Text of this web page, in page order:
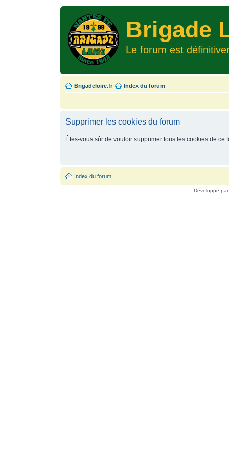
Brigade
Le forum est
Brigadeloire.fr Index du forum
Supprimer les cookies du forum
Êtes-vous sûr de vouloir supprimer tous les cookies de ce
Index du forum
Développé